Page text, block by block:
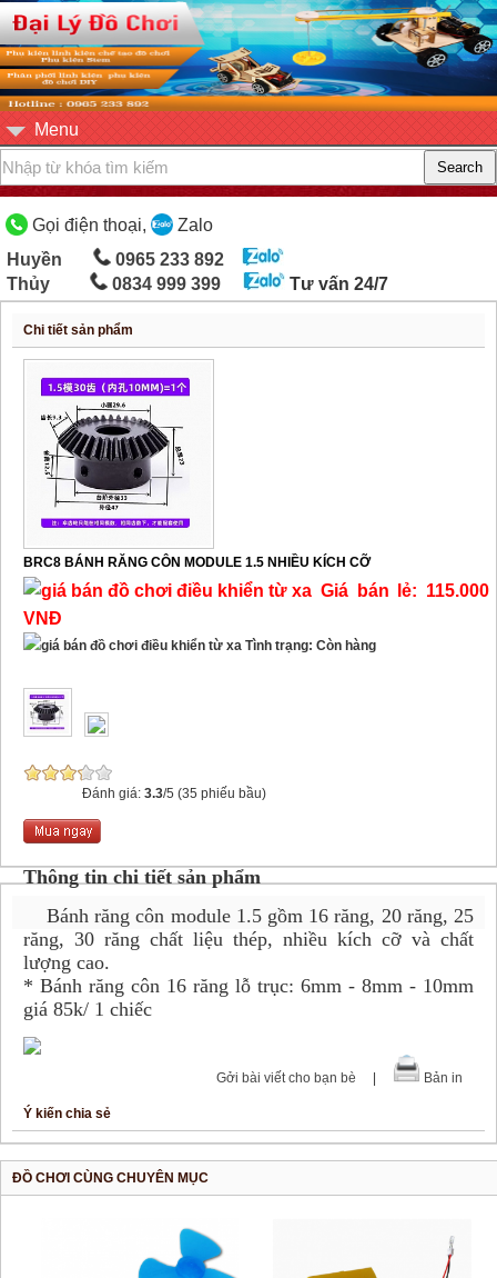
Menu
Gọi điện thoại,
Zalo
Huyền
0965 233 892
Thủy
0834 999 399 Tư vấn 24/7
Chi tiết sản phẩm
BRC8 BÁNH RĂNG CÔN MODULE 1.5 NHIỀU KÍCH CỠ
Giá bán lẻ: 115.000
VNĐ
Tình trạng: Còn hàng
Đánh giá: 3.3/5 (35 phiếu bầu)
Thông tin chi tiết sản phẩm
Bánh răng côn module 1.5 gồm 16 răng, 20 răng, 25
răng, 30 răng chất liệu thép, nhiều kích cỡ và chất
lượng cao.
* Bánh răng côn 16 răng lỗ trục: 6mm - 8mm - 10mm
giá 85k/ 1 chiếc
Gởi bài viết cho bạn bè | Bản in
Ý kiến chia sẻ
ĐỒ CHƠI CÙNG CHUYÊN MỤC